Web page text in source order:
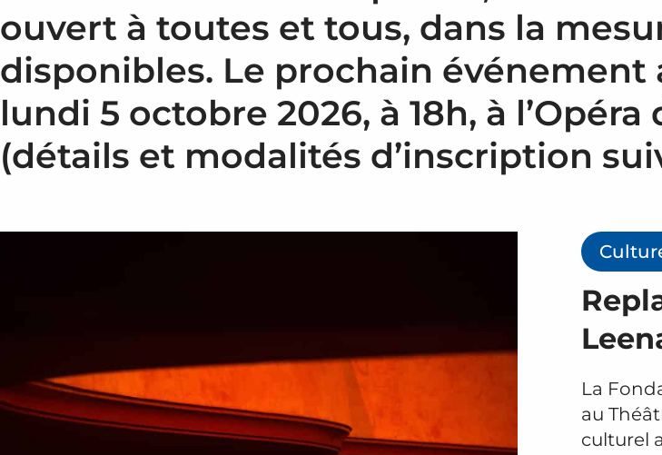
ouvert à toutes et tous, dans la
disponibles. Le prochain événement
lundi 5 octobre 2026, à 18h, à
(détails et modalités d’inscription
La
au
culturel